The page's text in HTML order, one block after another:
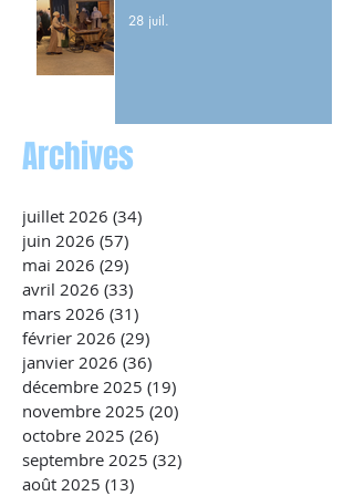
28 juil.
Archives
juillet 2026 (34)
juin 2026 (57)
mai 2026 (29)
avril 2026 (33)
mars 2026 (31)
février 2026 (29)
janvier 2026 (36)
décembre 2025 (19)
novembre 2025 (20)
octobre 2025 (26)
septembre 2025 (32)
août 2025 (13)